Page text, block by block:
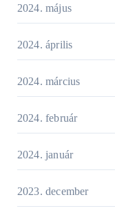
2024. május
2024. április
2024. március
2024. február
2024. január
2023. december